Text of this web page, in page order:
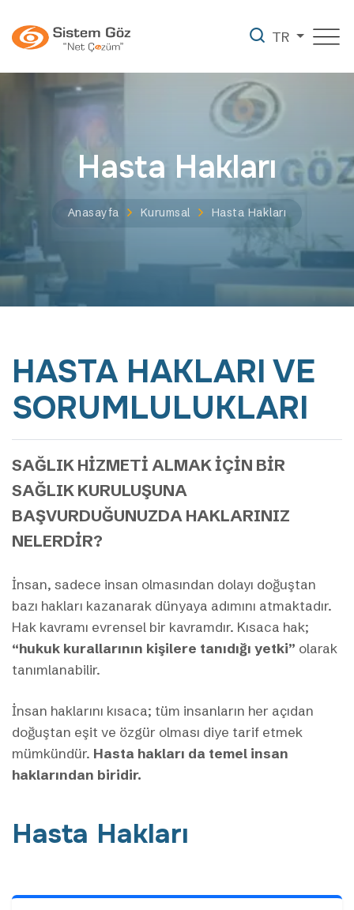
TR
Hasta Hakları
Anasayfa Kurumsal Hasta Hakları
HASTA HAKLARI VE
SORUMLULUKLARI
SAĞLIK HIZMETI ALMAK IÇIN BIR
SAĞLIK KURULUŞUNA
BAŞVURDUĞUNUZDA HAKLARINIZ
NELERDIR?
İnsan, sadece insan olmasından dolayı doğuştan
bazı hakları kazanarak dünyaya adımını atmaktadır.
Hak kavramı evrensel bir kavramdır. Kısaca hak;
“hukuk kurallarının kişilere tanıdığı yetki” olarak
tanımlanabilir.
İnsan haklarını kısaca; tüm insanların her açıdan
doğuştan eşit ve özgür olması diye tarif etmek
mümkündür. Hasta hakları da temel insan
haklarından biridir.
Hasta Hakları